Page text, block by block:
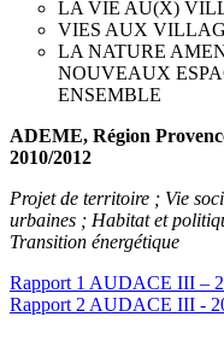
LA VIE AU(X)
VIES AUX
LA NATURE
NOUVEAUX
ENSEMBLE
ADEME, Région
2010/2012
Projet de territoire ; Vie
urbaines ; Habitat et
Transition énergétique
Rapport 1 AUDACE III –
Rapport 2 AUDACE III -